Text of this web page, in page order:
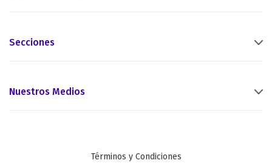
Secciones
Nuestros Medios
Términos y Condiciones